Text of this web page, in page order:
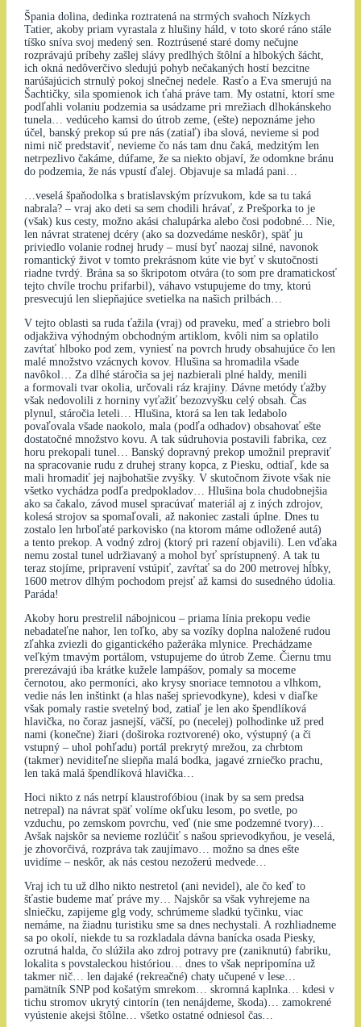
Špania dolina, dedinka roztratená na strmých svahoch Nízkych
Tatier, akoby priam vyrastala z hlušiny háld, v toto skoré ráno stále
tíško sníva svoj medený sen. Roztrúsené staré domy nečujne
rozprávajú príbehy zašlej slávy predlhých štôlní a hlbokých šácht,
ich okná nedôverčivo sledujú pohyb nečakaných hostí bezcitne
narúšajúcich strnulý pokoj slnečnej nedele. Rasťo a Eva smerujú na
Šachtičky, sila spomienok ich ťahá práve tam. My ostatní, ktorí sme
podľahli volaniu podzemia sa usádzame pri mrežiach dlhokánskeho
tunela… vedúceho kamsi do útrob zeme, (ešte) nepoznáme jeho
účel, banský prekop sú pre nás (zatiaľ) iba slová, nevieme si pod
nimi nič predstaviť, nevieme čo nás tam dnu čaká, medzitým len
netrpezlivo čakáme, dúfame, že sa niekto objaví, že odomkne bránu
do podzemia, že nás vpustí ďalej. Objavuje sa mladá pani…
…veselá špaňodolka s bratislavským prízvukom, kde sa tu taká
nabrala? – vraj ako deti sa sem chodili hrávať, z Prešporka to je
(však) kus cesty, možno akási chalupárka alebo čosi podobné… Nie,
len návrat stratenej dcéry (ako sa dozvedáme neskôr), späť ju
priviedlo volanie rodnej hrudy – musí byť naozaj silné, navonok
romantický život v tomto prekrásnom kúte vie byť v skutočnosti
riadne tvrdý. Brána sa so škripotom otvára (to som pre dramatickosť
tejto chvíle trochu prifarbil), váhavo vstupujeme do tmy, ktorú
presvecujú len sliepňajúce svetielka na našich prilbách…
V tejto oblasti sa ruda ťažila (vraj) od praveku, meď a striebro boli
odjakživa výhodným obchodným artiklom, kvôli nim sa oplatilo
zavŕtať hlboko pod zem, vyniesť na povrch hrudy obsahujúce čo len
malé množstvo vzácnych kovov. Hlušina sa hromadila všade
navôkol… Za dlhé stáročia sa jej nazbierali plné haldy, menili
a formovali tvar okolia, určovali ráz krajiny. Dávne metódy ťažby
však nedovolili z horniny vyťažiť bezozvyšku celý obsah. Čas
plynul, stáročia leteli… Hlušina, ktorá sa len tak ledabolo
povaľovala všade naokolo, mala (podľa odhadov) obsahovať ešte
dostatočné množstvo kovu. A tak súdruhovia postavili fabrika, cez
horu prekopali tunel… Banský dopravný prekop umožnil prepraviť
na spracovanie rudu z druhej strany kopca, z Piesku, odtiaľ, kde sa
mali hromadiť jej najbohatšie zvyšky. V skutočnom živote však nie
všetko vychádza podľa predpokladov… Hlušina bola chudobnejšia
ako sa čakalo, závod musel spracúvať materiál aj z iných zdrojov,
kolesá strojov sa spomaľovali, až nakoniec zastali úplne. Dnes tu
zostalo len hrboľaté parkovisko (na ktorom máme odložené autá)
a tento prekop. A vodný zdroj (ktorý pri razení objavili). Len vďaka
nemu zostal tunel udržiavaný a mohol byť sprístupnený. A tak tu
teraz stojíme, pripravení vstúpiť, zavŕtať sa do 200 metrovej hĺbky,
1600 metrov dlhým pochodom prejsť až kamsi do susedného údolia.
Paráda!
Akoby horu prestrelil nábojnicou – priama línia prekopu vedie
nebadateľne nahor, len toľko, aby sa vozíky doplna naložené rudou
zľahka zviezli do gigantického pažeráka mlynice. Prechádzame
veľkým tmavým portálom, vstupujeme do útrob Zeme. Čiernu tmu
prerezávajú iba krátke kužele lampášov, pomaly sa moceme
černotou, ako permoníci, ako krysy snoriace temnotou a vlhkom,
vedie nás len inštinkt (a hlas našej sprievodkyne), kdesi v diaľke
však pomaly rastie svetelný bod, zatiaľ je len ako špendlíková
hlavička, no čoraz jasnejší, väčší, po (necelej) polhodinke už pred
nami (konečne) žiari (doširoka roztvorené) oko, výstupný (a či
vstupný – uhol pohľadu) portál prekrytý mrežou, za chrbtom
(takmer) neviditeľne sliepňa malá bodka, jagavé zrniečko prachu,
len taká malá špendlíková hlavička…
Hoci nikto z nás netrpí klaustrofóbiou (inak by sa sem predsa
netrepal) na návrat späť volíme okľuku lesom, po svetle, po
vzduchu, po zemskom povrchu, veď (nie sme podzemné tvory)…
Avšak najskôr sa nevieme rozlúčiť s našou sprievodkyňou, je veselá,
je zhovorčivá, rozpráva tak zaujímavo… možno sa dnes ešte
uvidíme – neskôr, ak nás cestou nezožerú medvede…
Vraj ich tu už dlho nikto nestretol (ani nevidel), ale čo keď to
šťastie budeme mať práve my… Najskôr sa však vyhrejeme na
slniečku, zapijeme glg vody, schrúmeme sladkú tyčinku, viac
nemáme, na žiadnu turistiku sme sa dnes nechystali. A rozhliadneme
sa po okolí, niekde tu sa rozkladala dávna banícka osada Piesky,
ozrutná halda, čo slúžila ako zdroj potravy pre (zaniknutú) fabriku,
lokalita s povstaleckou históriou… dnes to však nepripomína už
takmer nič… len dajaké (rekreačné) chaty učupené v lese…
pamätník SNP pod košatým smrekom… skromná kaplnka… kdesi v
tichu stromov ukrytý cintorín (ten nenájdeme, škoda)… zamokrené
vyústenie akejsi štôlne… všetko ostatné odniesol čas…